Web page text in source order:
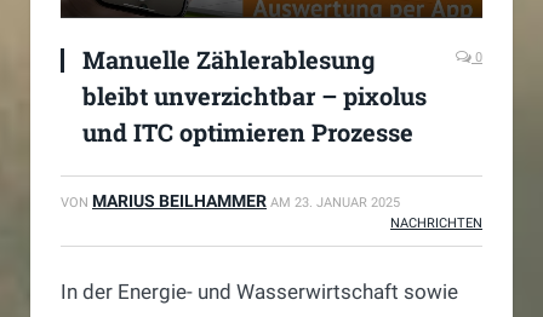
Manuelle Zählerablesung
bleibt unverzichtbar – pixolus
und ITC optimieren Prozesse
0
VON MARIUS BEILHAMMER AM 23. JANUAR 2025
NACHRICHTEN
In der Energie- und Wasserwirtschaft sowie